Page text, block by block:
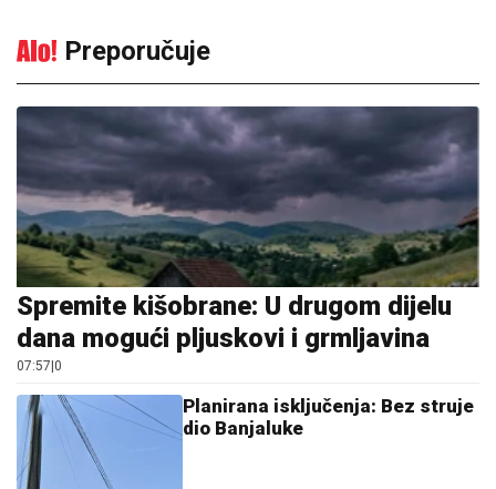
Preporučuje
Spremite kišobrane: U drugom dijelu
dana mogući pljuskovi i grmljavina
07:57 0
Planirana isključenja: Bez struje
dio Banjaluke